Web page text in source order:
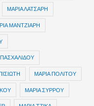
ΜΑΡΙΑ ΛΑΤΣΑΡΗ
ΜΑΝΤΖΙΑΡΗ
ΠΑΣΧΑΛΙΔΟΥ
ΜΑΡΙΑ ΠΟΛΙΤΟΥ
ΜΑΡΙΑ ΣΥΡΡΟΥ